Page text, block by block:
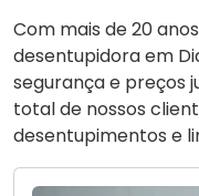
Com mais de 20
desentupidora em
segurança e preços
total de nossos
desentupimentos e